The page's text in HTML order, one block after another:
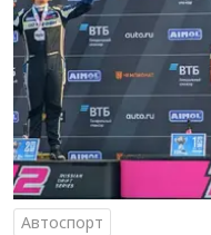
Автоспорт